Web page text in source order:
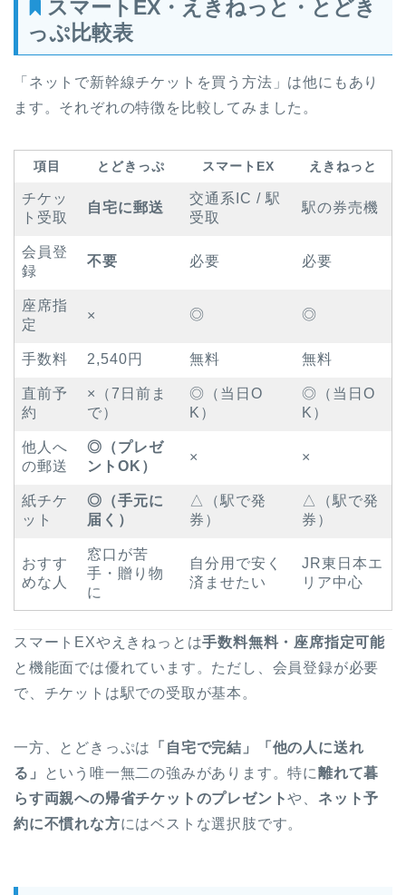
スマートEX・えきねっと・とどき
っぷ比較表
「ネットで新幹線チケットを買う方法」は他にもあり
ます。それぞれの特徴を比較してみました。
項目 とどきっぷ スマートEX えきねっと
チケッ
ト受取
自宅に郵送
交通系IC / 駅
受取
駅の券売機
会員登
録
不要 必要 必要
座席指
定
× ◎ ◎
手数料 2,540円 無料 無料
直前予
約
×（7日前ま
で）
◎（当日O
K）
◎（当日O
K）
他人へ
の郵送
◎（プレゼ
ントOK）
× ×
紙チケ
ット
◎（手元に
届く）
△（駅で発
券）
△（駅で発
券）
おすす
めな人
窓口が苦
手・贈り物
に
自分用で安く
済ませたい
JR東日本エ
リア中心
スマートEXやえきねっとは手数料無料・座席指定可能
と機能面では優れています。ただし、会員登録が必要
で、チケットは駅での受取が基本。
一方、とどきっぷは
「自宅で完結」「他の人に送れ
る」
という唯一無二の強みがあります。特に離れて暮
らす両親への帰省チケットのプレゼントや、ネット予
約に不慣れな方にはベストな選択肢です。